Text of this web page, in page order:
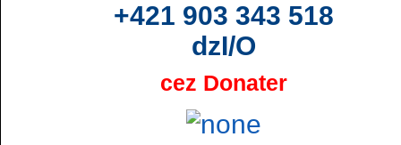
+421 903 343 518
dzI/O
cez Donater